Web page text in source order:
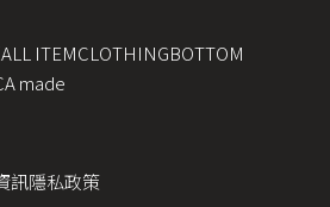
ALL ITEMCLOTHINGBOTTOM
made
訊隱私政策